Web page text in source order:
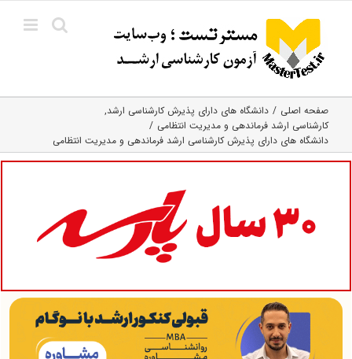
content
صفحه اصلی
دانشگاه های دارای پذیرش کارشناسی ارشد
کارشناسی ارشد فرماندهی و مدیریت انتظامی
دانشگاه های دارای پذیرش کارشناسی ارشد فرماندهی و مدیریت انتظامی